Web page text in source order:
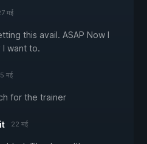
मई
this avail. ASAP Now I
I want to.
मई
for the trainer
22 मई